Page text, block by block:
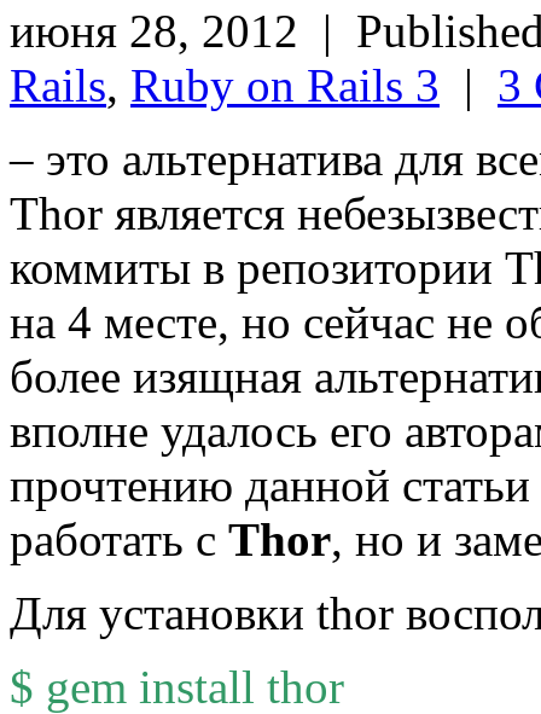
июня 28, 2012 |
Rails, Ruby on Rails 3 | 3
– это альтернатива для
Thor является
коммиты в репозитории
на 4 месте, но сейчас не
более изящная
вполне удалось его
прочтению данной
работать с Thor, но и
Для установки thor
$ gem install thor